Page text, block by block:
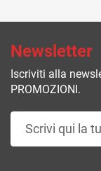
Newsletter
Iscriviti alla
PROMOZIONI.